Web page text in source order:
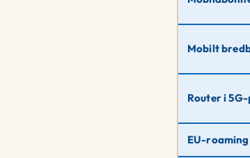
Mobilt
Router i
EU-roaming